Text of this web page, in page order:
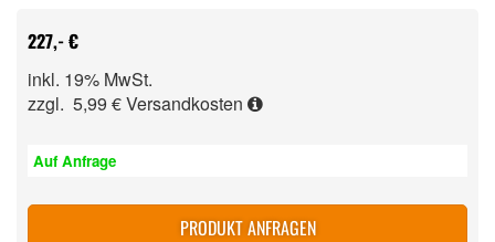
227,- €
inkl. 19% MwSt.
zzgl. 5,99 €Versandkosten
Auf Anfrage
PRODUKT ANFRAGEN